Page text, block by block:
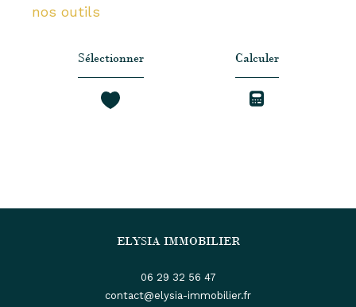
nos outils
Sélectionner Calculer
ELYSIA IMMOBILIER
06 29 32 56 47
contact@elysia-immobilier.fr